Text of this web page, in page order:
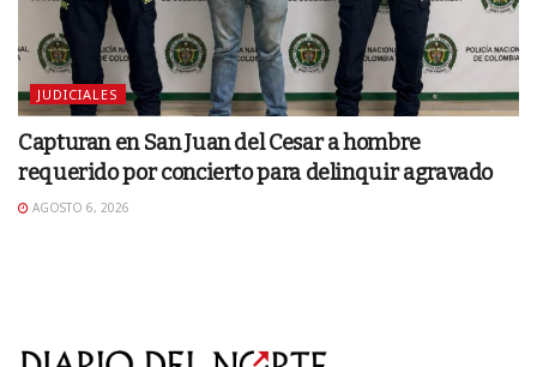
JUDICIALES
Capturan en San Juan del Cesar a hombre
requerido por concierto para delinquir agravado
AGOSTO 6, 2026